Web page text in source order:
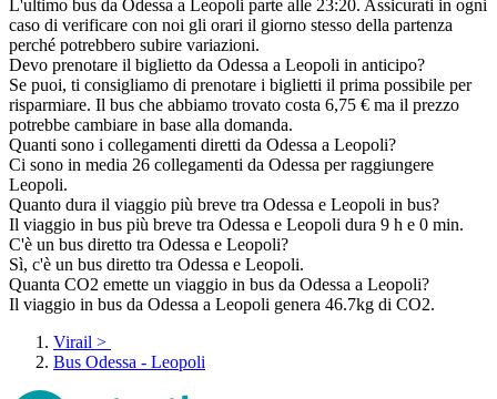
L'ultimo bus da Odessa a Leopoli parte alle 23:20. Assicurati in ogni
caso di verificare con noi gli orari il giorno stesso della partenza
perché potrebbero subire variazioni.
Devo prenotare il biglietto da Odessa a Leopoli in anticipo?
Se puoi, ti consigliamo di prenotare i biglietti il prima possibile per
risparmiare. Il bus che abbiamo trovato costa 6,75 € ma il prezzo
potrebbe cambiare in base alla domanda.
Quanti sono i collegamenti diretti da Odessa a Leopoli?
Ci sono in media 26 collegamenti da Odessa per raggiungere
Leopoli.
Quanto dura il viaggio più breve tra Odessa e Leopoli in bus?
Il viaggio in bus più breve tra Odessa e Leopoli dura 9 h e 0 min.
C'è un bus diretto tra Odessa e Leopoli?
Sì, c'è un bus diretto tra Odessa e Leopoli.
Quanta CO2 emette un viaggio in bus da Odessa a Leopoli?
Il viaggio in bus da Odessa a Leopoli genera 46.7kg di CO2.
Virail >
Bus Odessa - Leopoli